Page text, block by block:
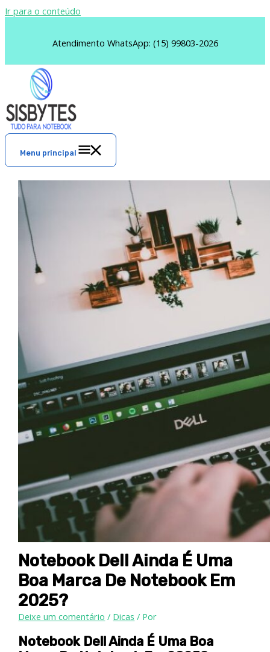
Ir para o conteúdo
Atendimento WhatsApp: (15) 99803-2026
Menu principal
Notebook Dell Ainda É Uma
Boa Marca De Notebook Em
2025?
Deixe um comentário / Dicas / Por
Notebook Dell Ainda É Uma Boa